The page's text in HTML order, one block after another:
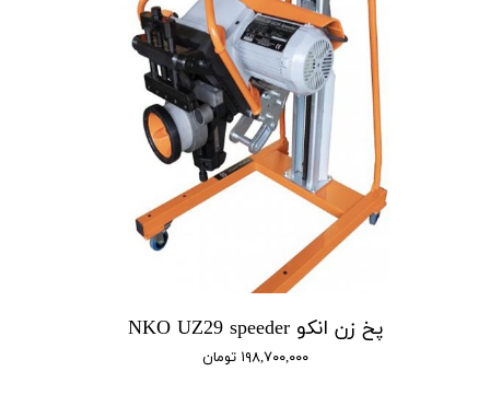
پخ زن انکو NKO UZ29 speeder
۱۹۸,۷۰۰,۰۰۰ تومان